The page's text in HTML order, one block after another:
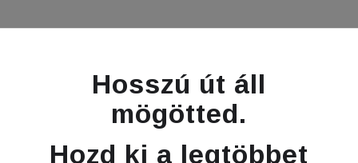
Hosszú út áll
mögötted.
Hozd ki a legtöbbet